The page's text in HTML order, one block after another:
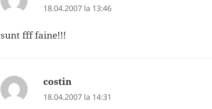
18.04.2007 la 13:46
sunt fff faine!!!
costin
18.04.2007 la 14:31